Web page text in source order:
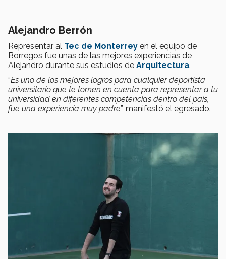
Alejandro Berrón
Representar al Tec de Monterrey en el equipo de
Borregos fue unas de las mejores experiencias de
Alejandro durante sus estudios de Arquitectura.
“Es uno de los mejores logros para cualquier deportista
universitario que te tomen en cuenta para representar a tu
universidad en diferentes competencias dentro del país,
fue una experiencia muy padre”, manifestó el egresado.